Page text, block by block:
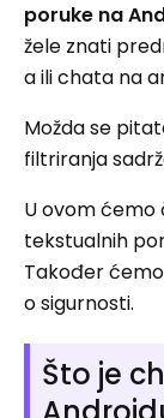
poruke na
žele znati
a ili chata na
Možda se
filtriranja
U ovom ćemo
tekstualnih
Također
o sigurnosti.
Što je